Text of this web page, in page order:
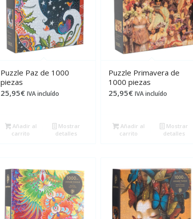
Puzzle Paz de 1000
piezas
25,95€ IVA incluído
Añadir al
carrito
Mostrar
detalles
Puzzle Primavera de
1000 piezas
25,95€ IVA incluído
Añadir al
carrito
Mostrar
detalles